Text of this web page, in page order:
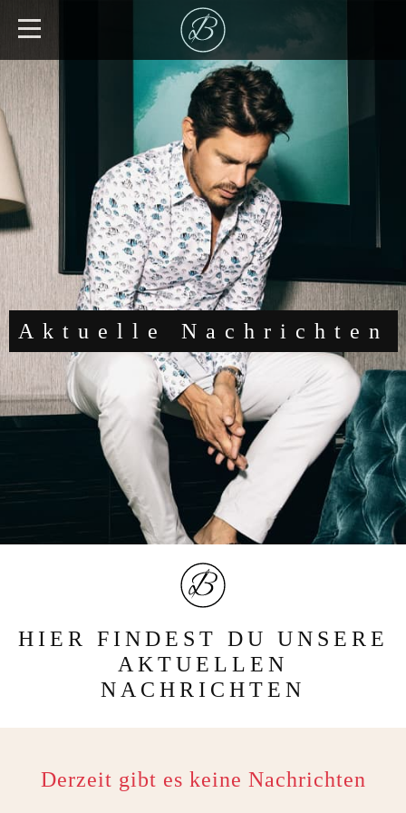
Aktuelle Nachrichten
HIER FINDEST DU UNSERE
AKTUELLEN
NACHRICHTEN
Derzeit gibt es keine Nachrichten